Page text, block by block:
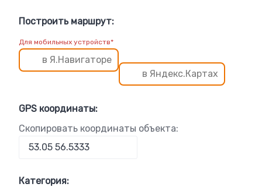
Построить маршрут:
Для мобильных устройств*
в Я.Навигаторе
в Яндекс.Картах
GPS координаты:
Скопировать координаты объекта:
Категория: